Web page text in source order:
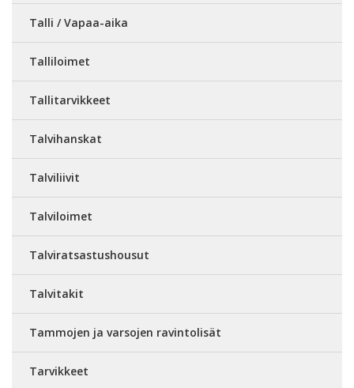
Talli / Vapaa-aika
Talliloimet
Tallitarvikkeet
Talvihanskat
Talviliivit
Talviloimet
Talviratsastushousut
Talvitakit
Tammojen ja varsojen ravintolisät
Tarvikkeet